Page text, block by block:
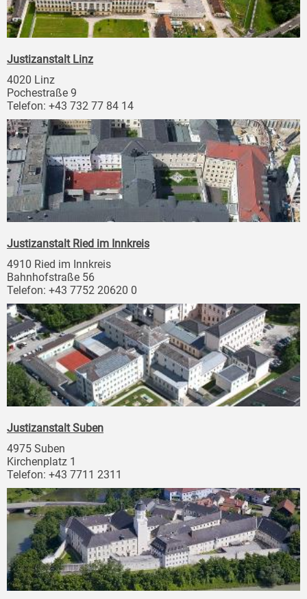
Justizanstalt Linz
4020 Linz
Pochestraße 9
Telefon: +43 732 77 84 14
Justizanstalt Ried im Innkreis
4910 Ried im Innkreis
Bahnhofstraße 56
Telefon: +43 7752 20620 0
Justizanstalt Suben
4975 Suben
Kirchenplatz 1
Telefon: +43 7711 2311